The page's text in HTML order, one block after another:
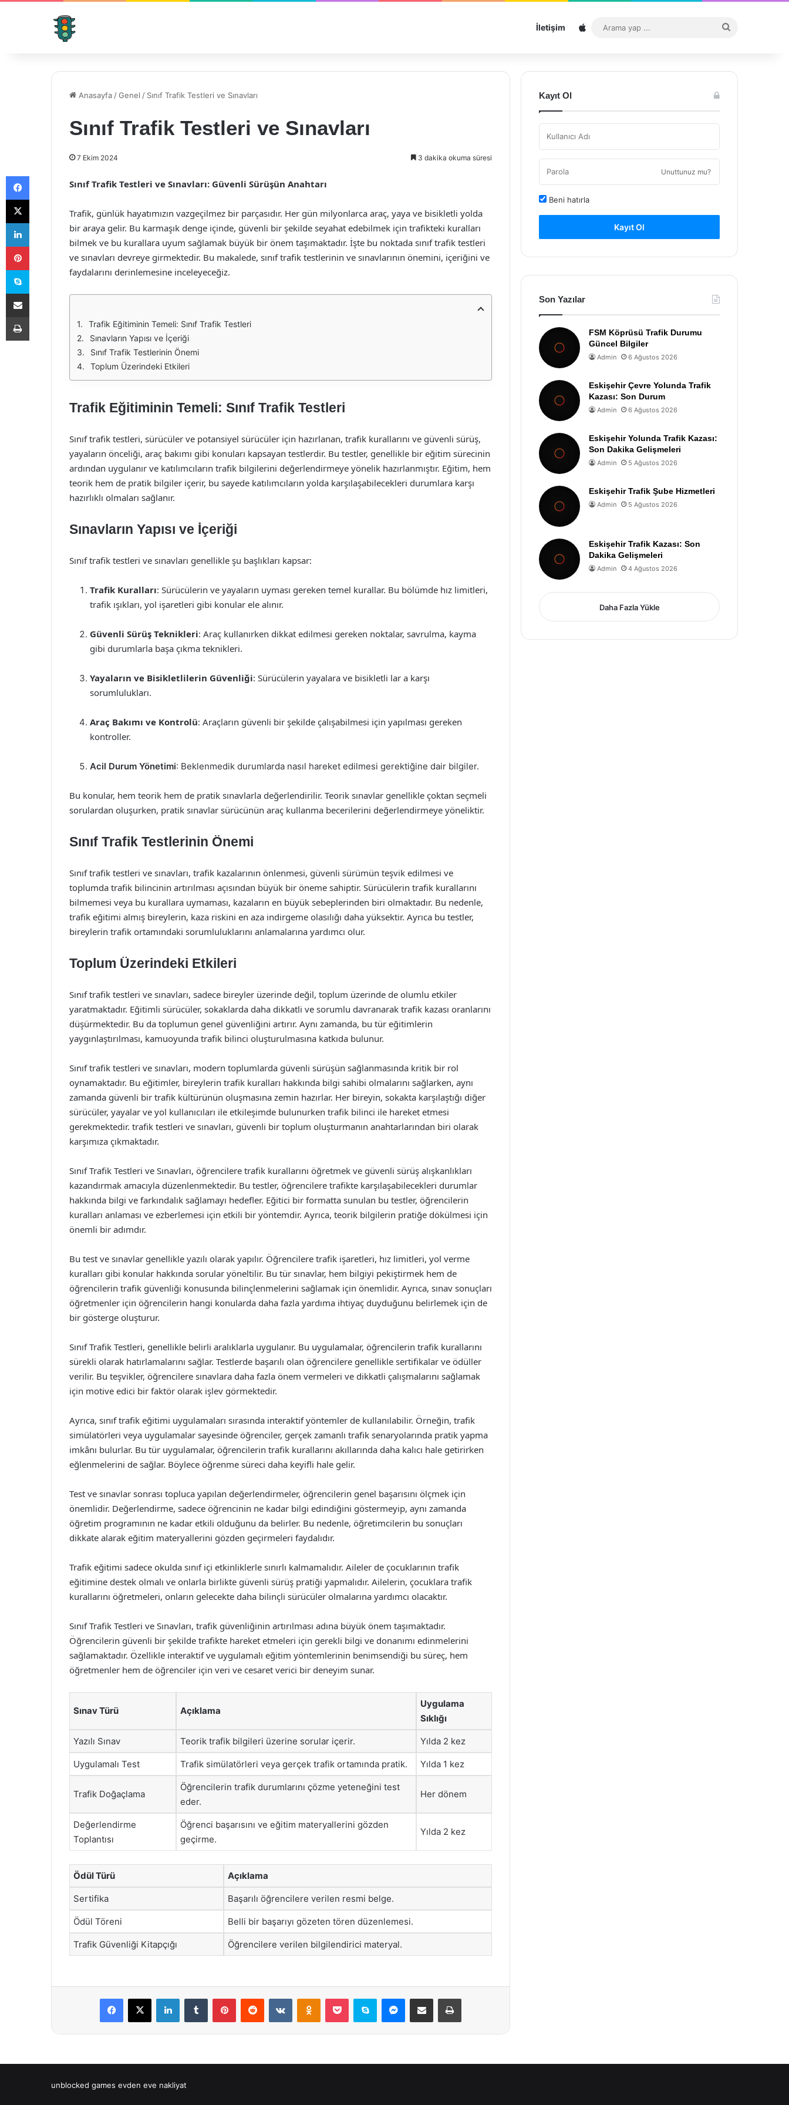
İletişim Sitemap
...
Anasayfa /Genel / Sınıf Trafik Testleri ve Sınavları
Sınıf Trafik Testleri ve Sınavları
7 Ekim 2024 3 dakika okuma süresi
Sınıf Trafik Testleri ve Sınavları: Güvenli Sürüşün Anahtarı
Trafik, günlük hayatımızın vazgeçilmez bir parçasıdır. Her gün milyonlarca araç, yaya ve bisikletli yolda
bir araya gelir. Bu karmaşık denge içinde, güvenli bir şekilde seyahat edebilmek için trafikteki kuralları
bilmek ve bu kurallara uyum sağlamak büyük bir önem taşımaktadır. İşte bu noktada sınıf trafik testleri
ve sınavları devreye girmektedir. Bu makalede, sınıf trafik testlerinin ve sınavlarının önemini, içeriğini ve
faydalarını derinlemesine inceleyeceğiz.
Trafik Eğitiminin Temeli: Sınıf Trafik Testleri
Sınavların Yapısı ve İçeriği
Sınıf Trafik Testlerinin Önemi
Toplum Üzerindeki Etkileri
Trafik Eğitiminin Temeli: Sınıf Trafik Testleri
Sınıf trafik testleri, sürücüler ve potansiyel sürücüler için hazırlanan, trafik kurallarını ve güvenli sürüş,
yayaların önceliği, araç bakımı gibi konuları kapsayan testlerdir. Bu testler, genellikle bir eğitim sürecinin
ardından uygulanır ve katılımcıların trafik bilgilerini değerlendirmeye yönelik hazırlanmıştır. Eğitim, hem
teorik hem de pratik bilgiler içerir, bu sayede katılımcıların yolda karşılaşabilecekleri durumlara karşı
hazırlıklı olmaları sağlanır.
Sınavların Yapısı ve İçeriği
Sınıf trafik testleri ve sınavları genellikle şu başlıkları kapsar:
Trafik Kuralları: Sürücülerin ve yayaların uyması gereken temel kurallar. Bu bölümde hız limitleri,
trafik ışıkları, yol işaretleri gibi konular ele alınır.
Güvenli Sürüş Teknikleri: Araç kullanırken dikkat edilmesi gereken noktalar, savrulma, kayma
gibi durumlarla başa çıkma teknikleri.
Yayaların ve Bisikletlilerin Güvenliği: Sürücülerin yayalara ve bisikletli lar a karşı
sorumlulukları.
Araç Bakımı ve Kontrolü: Araçların güvenli bir şekilde çalışabilmesi için yapılması gereken
kontroller.
Acil Durum Yönetimi: Beklenmedik durumlarda nasıl hareket edilmesi gerektiğine dair bilgiler.
Bu konular, hem teorik hem de pratik sınavlarla değerlendirilir. Teorik sınavlar genellikle çoktan seçmeli
sorulardan oluşurken, pratik sınavlar sürücünün araç kullanma becerilerini değerlendirmeye yöneliktir.
Sınıf Trafik Testlerinin Önemi
Sınıf trafik testleri ve sınavları, trafik kazalarının önlenmesi, güvenli sürümün teşvik edilmesi ve
toplumda trafik bilincinin artırılması açısından büyük bir öneme sahiptir. Sürücülerin trafik kurallarını
bilmemesi veya bu kurallara uymaması, kazaların en büyük sebeplerinden biri olmaktadır. Bu nedenle,
trafik eğitimi almış bireylerin, kaza riskini en aza indirgeme olasılığı daha yüksektir. Ayrıca bu testler,
bireylerin trafik ortamındaki sorumluluklarını anlamalarına yardımcı olur.
Toplum Üzerindeki Etkileri
Sınıf trafik testleri ve sınavları, sadece bireyler üzerinde değil, toplum üzerinde de olumlu etkiler
yaratmaktadır. Eğitimli sürücüler, sokaklarda daha dikkatli ve sorumlu davranarak trafik kazası oranlarını
düşürmektedir. Bu da toplumun genel güvenliğini artırır. Aynı zamanda, bu tür eğitimlerin
yaygınlaştırılması, kamuoyunda trafik bilinci oluşturulmasına katkıda bulunur.
Sınıf trafik testleri ve sınavları, modern toplumlarda güvenli sürüşün sağlanmasında kritik bir rol
oynamaktadır. Bu eğitimler, bireylerin trafik kuralları hakkında bilgi sahibi olmalarını sağlarken, aynı
zamanda güvenli bir trafik kültürünün oluşmasına zemin hazırlar. Her bireyin, sokakta karşılaştığı diğer
sürücüler, yayalar ve yol kullanıcıları ile etkileşimde bulunurken trafik bilinci ile hareket etmesi
gerekmektedir. trafik testleri ve sınavları, güvenli bir toplum oluşturmanın anahtarlarından biri olarak
karşımıza çıkmaktadır.
Sınıf Trafik Testleri ve Sınavları, öğrencilere trafik kurallarını öğretmek ve güvenli sürüş alışkanlıkları
kazandırmak amacıyla düzenlenmektedir. Bu testler, öğrencilere trafikte karşılaşabilecekleri durumlar
hakkında bilgi ve farkındalık sağlamayı hedefler. Eğitici bir formatta sunulan bu testler, öğrencilerin
kuralları anlaması ve ezberlemesi için etkili bir yöntemdir. Ayrıca, teorik bilgilerin pratiğe dökülmesi için
önemli bir adımdır.
Bu test ve sınavlar genellikle yazılı olarak yapılır. Öğrencilere trafik işaretleri, hız limitleri, yol verme
kuralları gibi konular hakkında sorular yöneltilir. Bu tür sınavlar, hem bilgiyi pekiştirmek hem de
öğrencilerin trafik güvenliği konusunda bilinçlenmelerini sağlamak için önemlidir. Ayrıca, sınav sonuçları
öğretmenler için öğrencilerin hangi konularda daha fazla yardıma ihtiyaç duyduğunu belirlemek için de
bir gösterge oluşturur.
Sınıf Trafik Testleri, genellikle belirli aralıklarla uygulanır. Bu uygulamalar, öğrencilerin trafik kurallarını
sürekli olarak hatırlamalarını sağlar. Testlerde başarılı olan öğrencilere genellikle sertifikalar ve ödüller
verilir. Bu teşvikler, öğrencilere sınavlara daha fazla önem vermeleri ve dikkatli çalışmalarını sağlamak
için motive edici bir faktör olarak işlev görmektedir.
Ayrıca, sınıf trafik eğitimi uygulamaları sırasında interaktif yöntemler de kullanılabilir. Örneğin, trafik
simülatörleri veya uygulamalar sayesinde öğrenciler, gerçek zamanlı trafik senaryolarında pratik yapma
imkânı bulurlar. Bu tür uygulamalar, öğrencilerin trafik kurallarını akıllarında daha kalıcı hale getirirken
eğlenmelerini de sağlar. Böylece öğrenme süreci daha keyifli hale gelir.
Test ve sınavlar sonrası topluca yapılan değerlendirmeler, öğrencilerin genel başarısını ölçmek için
önemlidir. Değerlendirme, sadece öğrencinin ne kadar bilgi edindiğini göstermeyip, aynı zamanda
öğretim programının ne kadar etkili olduğunu da belirler. Bu nedenle, öğretimcilerin bu sonuçları
dikkate alarak eğitim materyallerini gözden geçirmeleri faydalıdır.
Trafik eğitimi sadece okulda sınıf içi etkinliklerle sınırlı kalmamalıdır. Aileler de çocuklarının trafik
eğitimine destek olmalı ve onlarla birlikte güvenli sürüş pratiği yapmalıdır. Ailelerin, çocuklara trafik
kurallarını öğretmeleri, onların gelecekte daha bilinçli sürücüler olmalarına yardımcı olacaktır.
Sınıf Trafik Testleri ve Sınavları, trafik güvenliğinin artırılması adına büyük önem taşımaktadır.
Öğrencilerin güvenli bir şekilde trafikte hareket etmeleri için gerekli bilgi ve donanımı edinmelerini
sağlamaktadır. Özellikle interaktif ve uygulamalı eğitim yöntemlerinin benimsendiği bu süreç, hem
öğretmenler hem de öğrenciler için veri ve cesaret verici bir deneyim sunar.
Sınav Türü Açıklama
Uygulama
Sıklığı
Yazılı Sınav Teorik trafik bilgileri üzerine sorular içerir. Yılda 2 kez
Uygulamalı Test Trafik simülatörleri veya gerçek trafik ortamında pratik. Yılda 1 kez
Trafik Doğaçlama
Öğrencilerin trafik durumlarını çözme yeteneğini test
eder.
Her dönem
Değerlendirme
Toplantısı
Öğrenci başarısını ve eğitim materyallerini gözden
geçirme.
Yılda 2 kez
Ödül Türü Açıklama
Sertifika Başarılı öğrencilere verilen resmi belge.
Ödül Töreni Belli bir başarıyı gözeten tören düzenlemesi.
Trafik Güvenliği Kitapçığı Öğrencilere verilen bilgilendirici materyal.
Facebook
X LinkedInTumblr PinterestReddit VKontakteOdnoklassniki
Pocket Skype Messenger
E-Posta ile paylaş Yazdır
Kayıt Ol
Unuttunuz mu?
Beni hatırla
Kayıt Ol
Son Yazılar
FSM Köprüsü Trafik Durumu
Güncel Bilgiler
Admin 6 Ağustos 2026
Eskişehir Çevre Yolunda Trafik
Kazası: Son Durum
Admin 6 Ağustos 2026
Eskişehir Yolunda Trafik Kazası:
Son Dakika Gelişmeleri
Admin 5 Ağustos 2026
Eskişehir Trafik Şube Hizmetleri
Admin 5 Ağustos 2026
Eskişehir Trafik Kazası: Son
Dakika Gelişmeleri
Admin 4 Ağustos 2026
Daha Fazla Yükle
unblocked games evden eve nakliyat
Facebook
X
LinkedIn
Pinterest
Skype
E-Posta ile paylaş